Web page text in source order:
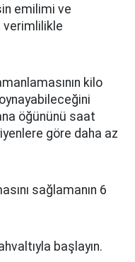
emilimi ve
kilo
öğününü saat
göre daha az
sağlamanın 6
başlayın.